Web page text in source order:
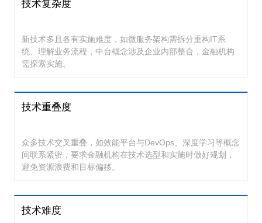
技术复杂度
新技术多且各有实施难度，如微服务架构需拆分重构IT系
统、理解业务流程，中台概念涉及企业内部整合，金融机构
需探索实施。
技术重叠度
众多技术交叉重叠，如效能平台与DevOps、深度学习等概念
间联系紧密，要求金融机构在技术选型和实施时做好规划，
避免资源浪费和目标偏移。
技术难度